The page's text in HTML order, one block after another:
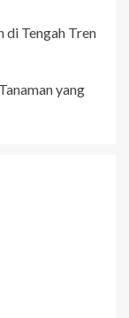
di Tengah Tren
yang